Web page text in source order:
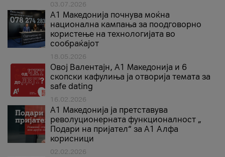
03.07.2026
A1 Македонија почнува моќна
национална кампања за поодговорно
користење на технологијата во
сообраќајот
18.05.2026
Овој Валентајн, A1 Македонија и 6
скопски кафулиња ја отворија темата за
safe dating
16.02.2026
А1 Македонија ја претставува
револуционерната функционалност „
Подари на пријател“ за А1 Алфа
корисници
02.02.2026